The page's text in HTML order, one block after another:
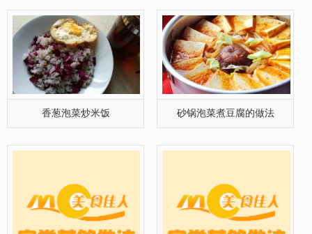
香葱泡菜炒米饭 砂锅泡菜煮豆腐的做法